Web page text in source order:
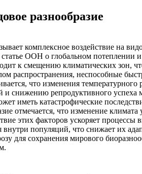
разнообразие
комплексное воздействие на
ООН о глобальном потеплении
к смещению климатических зон,
распространения, неспособные
что изменения
и снижению репродуктивного
иметь катастрофические
отмечается, что изменение
этих факторов ускоряет
внутри популяций, что снижает их
для сохранения мирового